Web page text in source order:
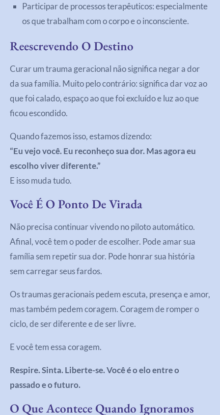
Participar de processos terapêuticos: especialmente
os que trabalham com o corpo e o inconsciente.
Reescrevendo O Destino
Curar um trauma geracional não significa negar a dor
da sua família. Muito pelo contrário: significa dar voz ao
que foi calado, espaço ao que foi excluído e luz ao que
ficou escondido.
Quando fazemos isso, estamos dizendo:
“Eu vejo você. Eu reconheço sua dor. Mas agora eu
escolho viver diferente.”
E isso muda tudo.
Você É O Ponto De Virada
Não precisa continuar vivendo no piloto automático.
Afinal, você tem o poder de escolher. Pode amar sua
família sem repetir sua dor. Pode honrar sua história
sem carregar seus fardos.
Os traumas geracionais pedem escuta, presença e amor,
mas também pedem coragem. Coragem de romper o
ciclo, de ser diferente e de ser livre.
E você tem essa coragem.
Respire. Sinta. Liberte-se. Você é o elo entre o
passado e o futuro.
O Que Acontece Quando Ignoramos